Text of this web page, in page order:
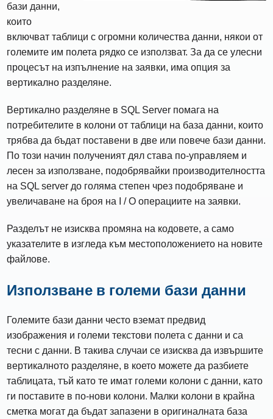
бази данни,
които
включват таблици с огромни количества данни, някои от
големите им полета рядко се използват. За да се улесни
процесът на изпълнение на заявки, има опция за
вертикално разделяне.
Вертикално разделяне в SQL Server помага на
потребителите в колони от таблици на база данни, които
трябва да бъдат поставени в две или повече бази данни.
По този начин полученият дял става по-управляем и
лесен за използване, подобрявайки производителността
на SQL server до голяма степен чрез подобряване и
увеличаване на броя на I / O операциите на заявки.
Разделът не изисква промяна на кодовете, а само
указателите в изгледа към местоположението на новите
файлове.
Използване в големи бази данни
Големите бази данни често вземат предвид
изображения и големи текстови полета с данни и са
тесни с данни. В такива случаи се изисква да извършите
вертикалното разделяне, в което можете да разбиете
таблицата, тъй като те имат големи колони с данни, като
ги поставите в по-нови колони. Малки колони в крайна
сметка могат да бъдат запазени в оригиналната база